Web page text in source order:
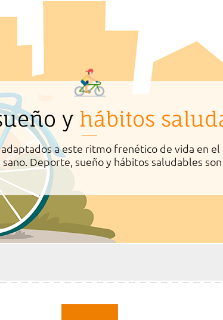
y hábitos
a este ritmo frenético de vida en
Deporte, sueño y hábitos saludables